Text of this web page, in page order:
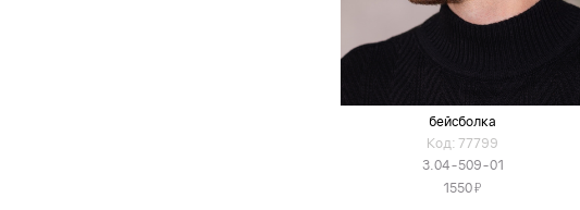
бейсболка
Код: 77799
3.04-509-01
1550Я